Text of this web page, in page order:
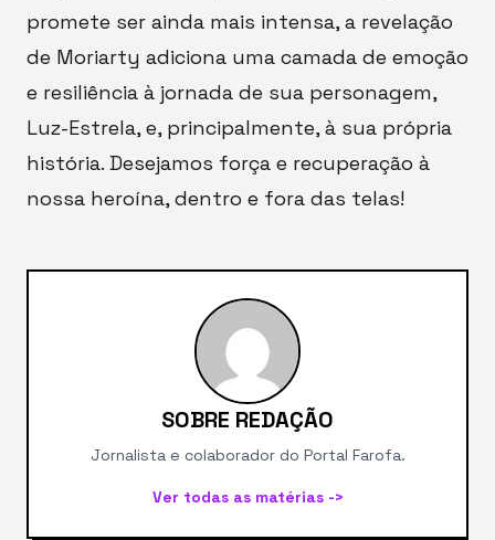
promete ser ainda mais intensa, a revelação
de Moriarty adiciona uma camada de emoção
e resiliência à jornada de sua personagem,
Luz-Estrela, e, principalmente, à sua própria
história. Desejamos força e recuperação à
nossa heroína, dentro e fora das telas!
SOBRE REDAÇÃO
Jornalista e colaborador do Portal Farofa.
Ver todas as matérias ->